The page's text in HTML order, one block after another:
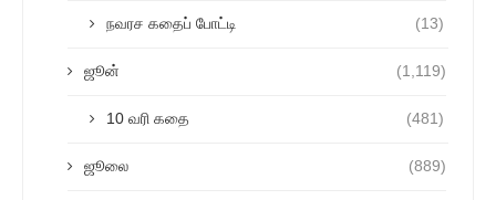
நவரச கதைப் போட்டி (13)
ஜூன் (1,119)
10 வரி கதை (481)
ஜூலை (889)